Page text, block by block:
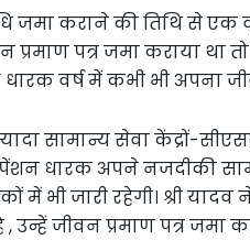
जमा कराने की तिथि से एक
पत्र जमा कराया था
वर्ष में कभी भी अपना
सामान्य सेवा केंद्रों-
धारक अपने नजदीकी
भी जारी रहेगी। श्री यादव
, उन्हें जीवन प्रमाण पत्र